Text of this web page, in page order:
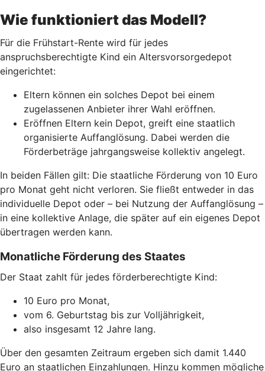
Wie funktioniert das Modell?
Für die Frühstart-Rente wird für jedes
anspruchsberechtigte Kind ein Altersvorsorgedepot
eingerichtet:
Eltern können ein solches Depot bei einem
zugelassenen Anbieter ihrer Wahl eröffnen.
Eröffnen Eltern kein Depot, greift eine staatlich
organisierte Auffanglösung. Dabei werden die
Förderbeträge jahrgangsweise kollektiv angelegt.
In beiden Fällen gilt: Die staatliche Förderung von 10 Euro
pro Monat geht nicht verloren. Sie fließt entweder in das
individuelle Depot oder – bei Nutzung der Auffanglösung –
in eine kollektive Anlage, die später auf ein eigenes Depot
übertragen werden kann.
Monatliche Förderung des Staates
Der Staat zahlt für jedes förderberechtigte Kind:
10 Euro pro Monat,
vom 6. Geburtstag bis zur Volljährigkeit,
also insgesamt 12 Jahre lang.
Über den gesamten Zeitraum ergeben sich damit 1.440
Euro an staatlichen Einzahlungen. Hinzu kommen mögliche